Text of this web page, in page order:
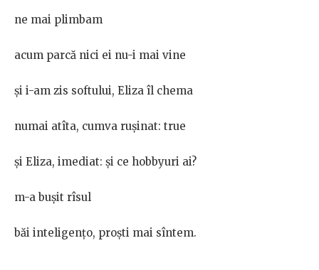
ne mai plimbam
acum parcă nici ei nu-i mai vine
și i-am zis softului, Eliza îl chema
numai atîta, cumva rușinat: true
și Eliza, imediat: și ce hobbyuri ai?
m-a bușit rîsul
băi inteligențo, proști mai sîntem.